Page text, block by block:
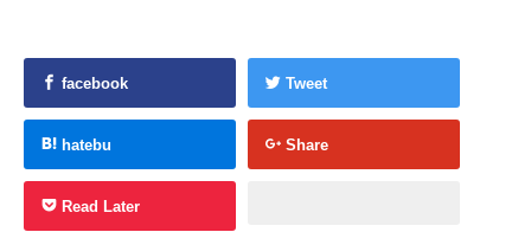
facebook Tweet
hatebu Share
Read Later